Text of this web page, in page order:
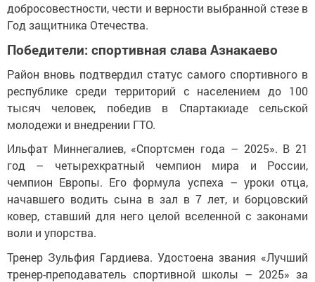
добросовестности, чести и верности выбранной стезе в
Год защитника Отечества.
Победители: спортивная слава Азнакаево
Район вновь подтвердил статус самого спортивного в
республике среди территорий с населением до 100
тысяч человек, победив в Спартакиаде сельской
молодежи и внедрении ГТО.
Ильфат Миннегалиев, «Спортсмен года – 2025». В 21
год – четырехкратный чемпион мира и России,
чемпион Европы. Его формула успеха – уроки отца,
начавшего водить сына в зал в 7 лет, и борцовский
ковер, ставший для него целой вселенной с законами
воли и упорства.
Тренер Зульфия Гардиева. Удостоена звания «Лучший
тренер-преподаватель спортивной школы – 2025» за